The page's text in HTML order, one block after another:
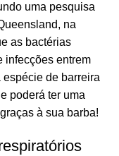
uma pesquisa
na
as bactérias
infecções entrem
de barreira
poderá ter uma
à sua barba!